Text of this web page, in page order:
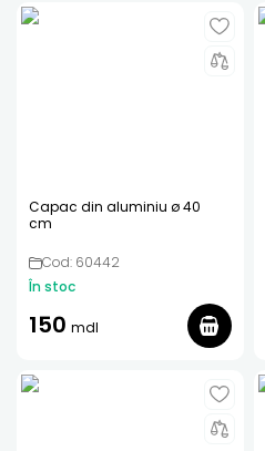
Capac din aluminiu ø 40
cm
Cod: 60442
În stoc
150 mdl